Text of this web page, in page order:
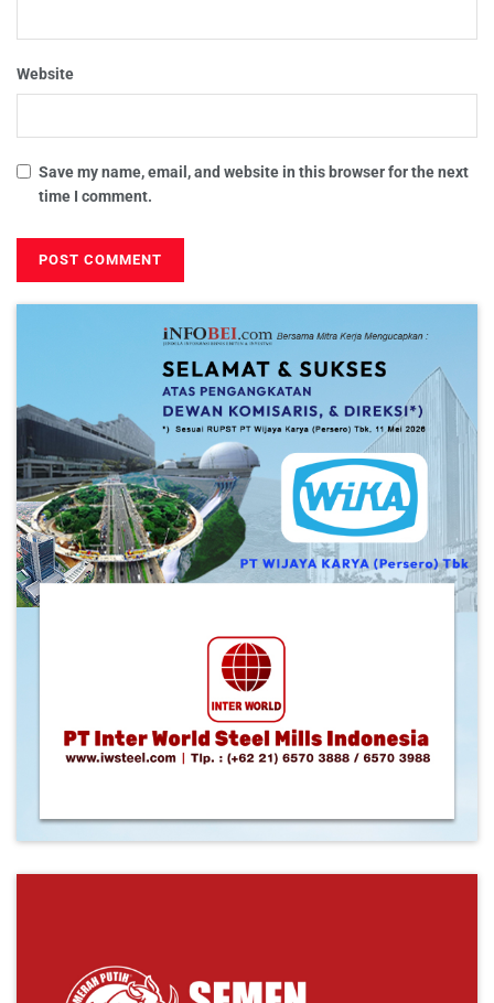
Website
Save my name, email, and website in this browser for the next
time I comment.